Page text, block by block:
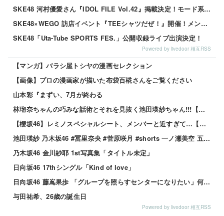
SKE48 河村優愛さん『IDOL FILE Vol.42』掲載決定！モード系ファッションで新たな魅力を披露
SKE48×WEGO 訪店イベント『TEEシャツだぜ！』開催！メンバーが大須店でコーディネート【SNSまとめ】
SKE48「Uta-Tube SPORTS FES.」公開収録ライブ出演決定！
Powered by livedoor 相互RSS
【マンガ】バラシ屋トシヤの漫画セレクション
【画像】プロの漫画家が描いた布袋百椛さんをご覧ください
山本彩『まずい、7月が終わる
林瑠奈ちゃんの巧みな話術とそれを見抜く池田瑛紗ちゃん!!!【乃木坂46】
【櫻坂46】レミノスペシャルシート、メンバーと近すぎて…【全国ツアー2026】
池田瑛紗 乃木坂46 #冨里奈央 #菅原咲月 #shorts 一ノ瀬美空 五百城茉央 瀬戸口心月 奥の反応まとめ
乃木坂46 金川紗耶 1st写真集「タイトル未定」
日向坂46 17thシングル「Kind of love」
日向坂46 藤嶌果歩 「グループを照らすセンターになりたい」何倍もキラキラしたかほりんが降臨【坂道の火曜日】
与田祐希、26歳の誕生日
Powered by livedoor 相互RSS